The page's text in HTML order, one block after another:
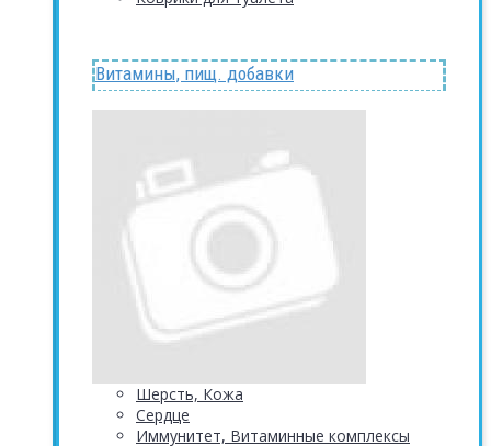
Витамины, пищ. добавки
Шерсть, Кожа
Сердце
Иммунитет, Витаминные комплексы